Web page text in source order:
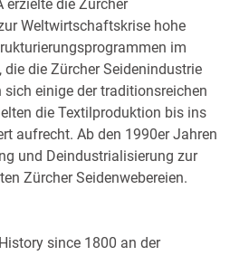
erzielte die Zürcher
Weltwirtschaftskrise hohe
im
die die Zürcher Seidenindustrie
einige der traditionsreichen
die Textilproduktion bis ins
aufrecht. Ab den 1990er Jahren
und Deindustrialisierung zur
Zürcher Seidenwebereien.